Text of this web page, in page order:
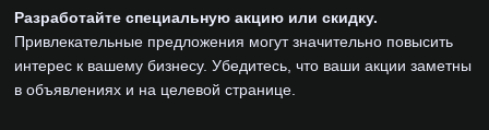
Разработайте специальную акцию или скидку.
Привлекательные предложения могут значительно повысить
интерес к вашему бизнесу. Убедитесь, что ваши акции заметны
в объявлениях и на целевой странице.